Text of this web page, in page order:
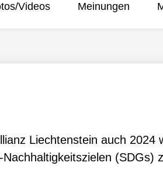
Videos Meinungen
Liechtenstein auch 2024
(SDGs)